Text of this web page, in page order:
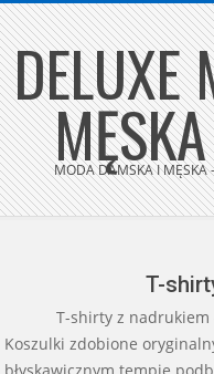
Skip
to
content
MODA DAMSKA I MĘSKA
T-
T-shirty z nadrukiem
Koszulki zdobione